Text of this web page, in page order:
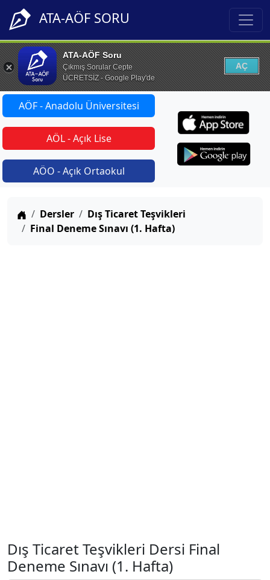
ATA-AÖF SORU
ATA-AÖF Soru
Çıkmış Sorular Cepte
ÜCRETSİZ - Google Play'de
AÇ
AÖF - Anadolu Üniversitesi
AÖL - Açık Lise
AÖO - Açık Ortaokul
Anasayfa
Dersler
Dış Ticaret Teşvikleri
Final Deneme Sınavı (1. Hafta)
Dış Ticaret Teşvikleri Dersi Final
Deneme Sınavı (1. Hafta)